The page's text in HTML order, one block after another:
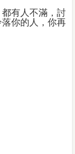
有人不滿，討
你的人，你再